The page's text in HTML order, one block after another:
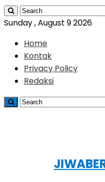
Sunday , August 9 2026
Home
Kontak
Privacy Policy
Redaksi